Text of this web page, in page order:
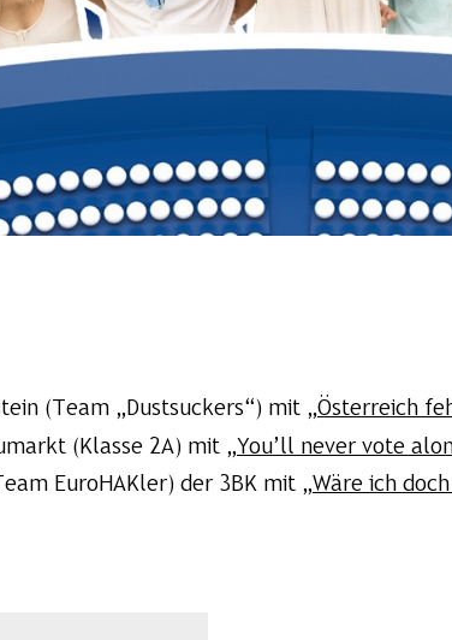
(Team „Dustsuckers“) mit „Österreich
(Klasse 2A) mit „You’ll never vote
EuroHAKler) der 3BK mit „Wäre ich